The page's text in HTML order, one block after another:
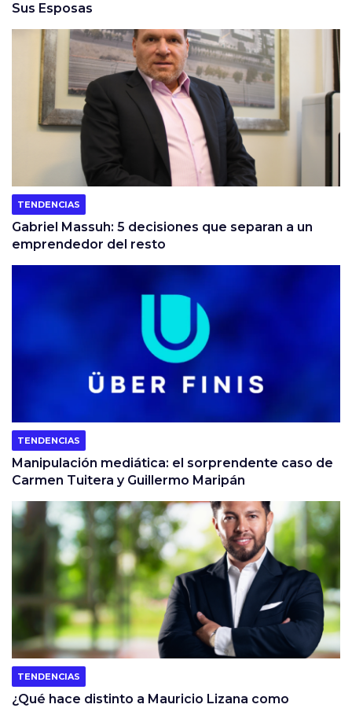
Sus Esposas
TENDENCIAS
Gabriel Massuh: 5 decisiones que separan a un
emprendedor del resto
TENDENCIAS
Manipulación mediática: el sorprendente caso de
Carmen Tuitera y Guillermo Maripán
TENDENCIAS
¿Qué hace distinto a Mauricio Lizana como